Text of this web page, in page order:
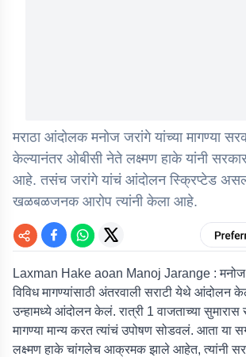
मराठा आंदोलक मनोज जरांगे यांच्या मागण्या
केल्यानंतर ओबीसी नेते लक्ष्मण हाके यांनी
आहे. तसंच जरांगे यांचं आंदोलन स्क्रिप्टेड
खळबळजनक आरोप त्यांनी केला आहे.
Laxman Hake aoan Manoj Jarange : मनोज
विविध मागण्यांसाठी अंतरवाली सराटी येथे आंदोलन
उन्हामध्ये आंदोलन केलं. रात्री 1 वाजताच्या सुमारास
मागण्या मान्य करत त्यांचं उपोषण सोडवलं. आता या
लक्ष्मण हाके चांगलेच आक्रमक झाले आहेत, त्यांनी